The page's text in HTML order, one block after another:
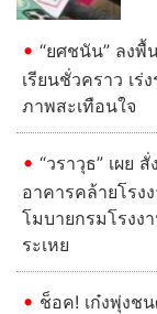
“ยศชนัน” ลงพื้
เรียนชั่วคราว เร่
ภาพสะเทือนใจ
“วราวุธ” เผย
อาคารคล้ายโรง
โมบายกรมโรงง
ระเหย
ช็อค! เก๋งพุ่งช